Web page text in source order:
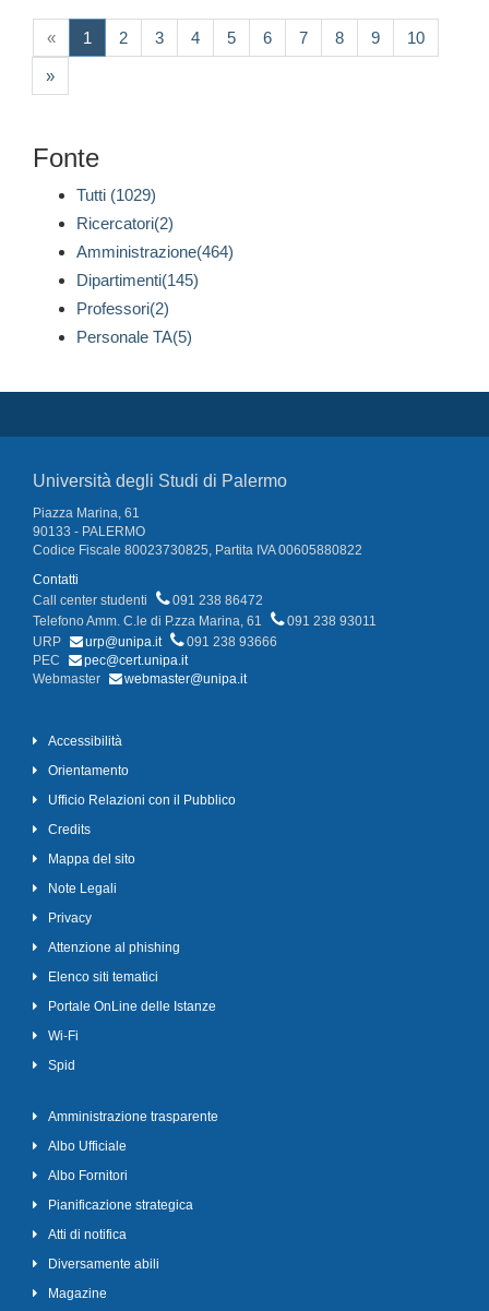
« 1 (current)
2 3 4 5 6 7 8 9 10
»
Fonte
Tutti (1029)
Ricercatori(2)
Amministrazione(464)
Dipartimenti(145)
Professori(2)
Personale TA(5)
Università degli Studi di Palermo
Piazza Marina, 61
90133 - PALERMO
Codice Fiscale 80023730825, Partita IVA 00605880822
Contatti
Call center studenti
091 238 86472
Telefono Amm. C.le di P.zza Marina, 61
091 238 93011
URP
urp@unipa.it
091 238 93666
PEC
pec@cert.unipa.it
Webmaster
webmaster@unipa.it
Accessibilità
Orientamento
Ufficio Relazioni con il Pubblico
Credits
Mappa del sito
Note Legali
Privacy
Attenzione al phishing
Elenco siti tematici
Portale OnLine delle Istanze
Wi-Fi
Spid
Amministrazione trasparente
Albo Ufficiale
Albo Fornitori
Pianificazione strategica
Atti di notifica
Diversamente abili
Magazine